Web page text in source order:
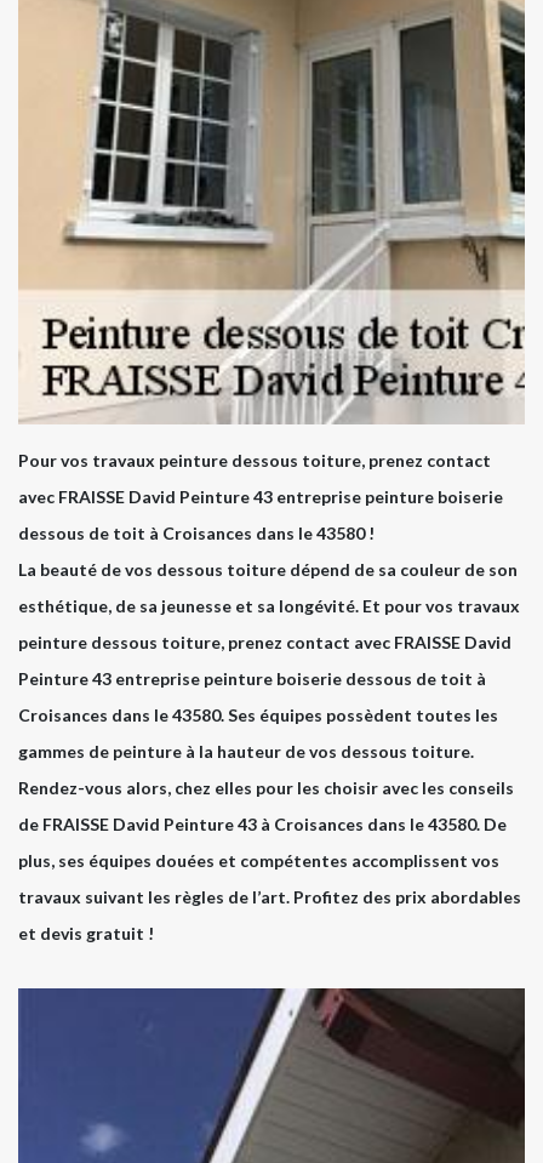
Pour vos travaux peinture dessous toiture, prenez contact
avec FRAISSE David Peinture 43 entreprise peinture boiserie
dessous de toit à Croisances dans le 43580 !
La beauté de vos dessous toiture dépend de sa couleur de son
esthétique, de sa jeunesse et sa longévité. Et pour vos travaux
peinture dessous toiture, prenez contact avec FRAISSE David
Peinture 43 entreprise peinture boiserie dessous de toit à
Croisances dans le 43580. Ses équipes possèdent toutes les
gammes de peinture à la hauteur de vos dessous toiture.
Rendez-vous alors, chez elles pour les choisir avec les conseils
de FRAISSE David Peinture 43 à Croisances dans le 43580. De
plus, ses équipes douées et compétentes accomplissent vos
travaux suivant les règles de l’art. Profitez des prix abordables
et devis gratuit !